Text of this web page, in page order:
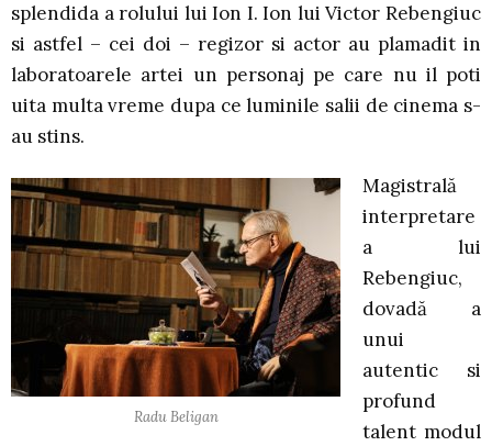
splendida a rolului lui Ion I. Ion lui Victor Rebengiuc
si astfel – cei doi – regizor si actor au plamadit in
laboratoarele artei un personaj pe care nu il poti
uita multa vreme dupa ce luminile salii de cinema s-
au stins.
Radu Beligan
Magistrală
interpretare
a lui
Rebengiuc,
dovadă a
unui
autentic si
profund
talent modul